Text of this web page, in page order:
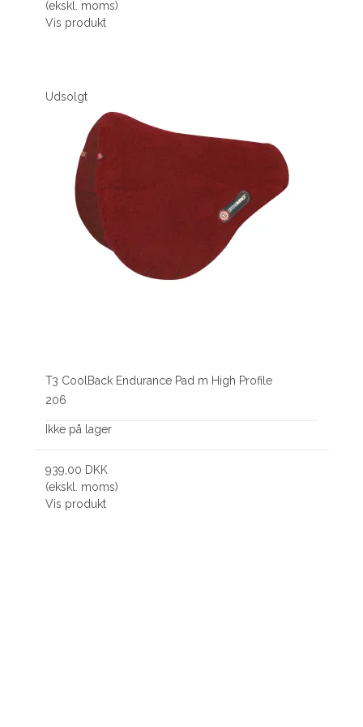
(ekskl. moms)
Vis produkt
Udsolgt
T3 CoolBack Endurance Pad m High Profile
206
Ikke på lager
939,00 DKK
(ekskl. moms)
Vis produkt